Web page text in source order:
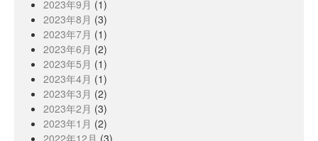
2023年9月 (1)
2023年8月 (3)
2023年7月 (1)
2023年6月 (2)
2023年5月 (1)
2023年4月 (1)
2023年3月 (2)
2023年2月 (3)
2023年1月 (2)
2022年12月 (3)